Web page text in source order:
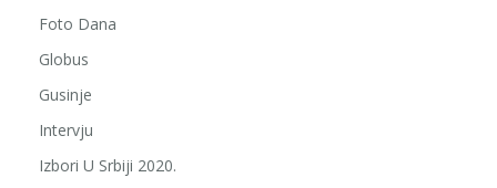
Foto Dana
Globus
Gusinje
Intervju
Izbori U Srbiji 2020.